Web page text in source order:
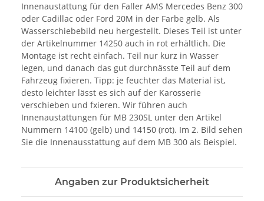
Innenaustattung für den Faller AMS Mercedes Benz 300
oder Cadillac oder Ford 20M in der Farbe gelb. Als
Wasserschiebebild neu hergestellt. Dieses Teil ist unter
der Artikelnummer 14250 auch in rot erhältlich. Die
Montage ist recht einfach. Teil nur kurz in Wasser
legen, und danach das gut durchnässte Teil auf dem
Fahrzeug fixieren. Tipp: je feuchter das Material ist,
desto leichter lässt es sich auf der Karosserie
verschieben und fxieren. Wir führen auch
Innenaustattungen für MB 230SL unter den Artikel
Nummern 14100 (gelb) und 14150 (rot). Im 2. Bild sehen
Sie die Innenausstattung auf dem MB 300 als Beispiel.
Angaben zur Produktsicherheit